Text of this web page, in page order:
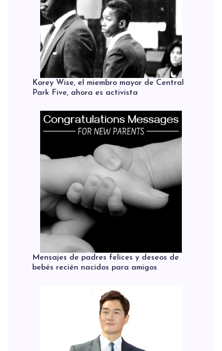
Korey Wise, el miembro mayor de Central
Park Five, ahora es activista
Mensajes de padres felices y deseos de
bebés recién nacidos para amigos